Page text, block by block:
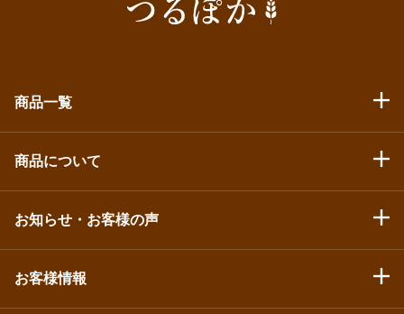
商品一覧
商品について
お知らせ・お客様の声
お客様情報